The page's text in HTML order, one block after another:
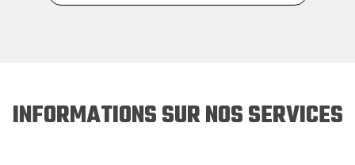
INFORMATIONS SUR NOS SERVICES